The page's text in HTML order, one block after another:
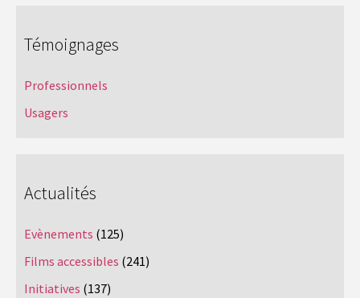
Témoignages
Professionnels
Usagers
Actualités
Evènements (125)
Films accessibles (241)
Initiatives (137)